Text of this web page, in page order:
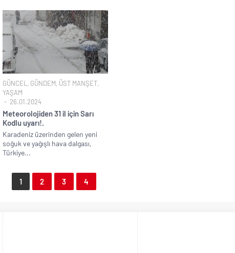
GÜNCEL , GÜNDEM, ÜST MANŞET,
YAŞAM
26.01.2024
Meteorolojiden 31 il için Sarı
Kodlu uyarı!.
Karadeniz üzerinden gelen yeni
soğuk ve yağışlı hava dalgası,
Türkiye...
1 2 3 4